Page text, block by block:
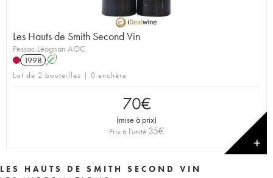
Les Hauts de Smith Second Vin
Pessac-Léognan AOC
1998 A
Lot de 2 bouteilles | 0 enchère
70€
(mise à prix)
Prix à l'unité 35€
✕
LES HAUTS DE SMITH SECOND VIN